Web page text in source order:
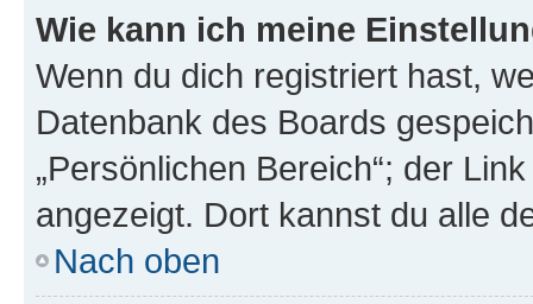
Wie kann ich meine
Wenn du dich registriert hast,
Datenbank des Boards
„Persönlichen Bereich“; der
angezeigt. Dort kannst du alle
Nach oben